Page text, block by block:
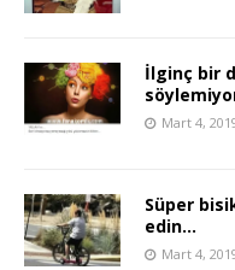
İlginç bir
Mart 4,
Süper
edin…
Mart 4,